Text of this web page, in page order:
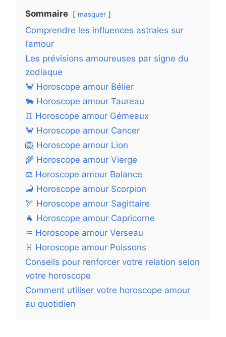
Sommaire masquer
Comprendre les influences astrales sur
l’amour
Les prévisions amoureuses par signe du
zodiaque
🦀 Horoscope amour Bélier
🐂 Horoscope amour Taureau
♊ Horoscope amour Gémeaux
🦀 Horoscope amour Cancer
🦁 Horoscope amour Lion
🌾 Horoscope amour Vierge
⚖️ Horoscope amour Balance
🦂 Horoscope amour Scorpion
🏹 Horoscope amour Sagittaire
🐐 Horoscope amour Capricorne
♒ Horoscope amour Verseau
♓ Horoscope amour Poissons
Conseils pour renforcer votre relation selon
votre horoscope
Comment utiliser votre horoscope amour
au quotidien